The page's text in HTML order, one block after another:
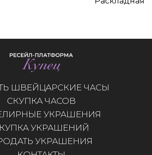
ШВЕЙЦАРСКИЕ ЧАСЫ
СКУПКА ЧАСОВ
УКРАШЕНИЯ
УКРАШЕНИЙ
УКРАШЕНИЯ